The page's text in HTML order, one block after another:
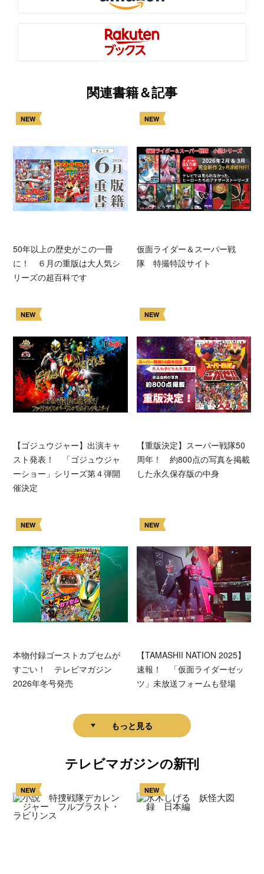
関連書籍＆記事
NEW
50年以上の歴史がこの一冊
に！ ６月の重版は大人気シ
リーズの超百科です
NEW
仮面ライダー＆スーパー戦
隊 特撮特設サイト
NEW
【ゴジュウジャー】出演キャ
スト発表！ 「ゴジュウジャ
ーショー」シリーズ第４弾開
催決定
NEW
【重版決定】スーパー戦隊50
周年！ 約800点の写真を掲載
した永久保存版の中身
NEW
本物付録ゴーストカプセムが
すごい！ テレビマガジン
2026年冬号発売
NEW
【TAMASHII NATION 2025】
速報！ 「仮面ライダーゼッ
ツ」未放送フォームも登場
もっと見る
テレビマガジンの新刊
NEW NEW